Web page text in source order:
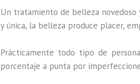
Un tratamiento de belleza novedoso
y única, la belleza produce placer,
Prácticamente todo tipo de
porcentaje a punta por